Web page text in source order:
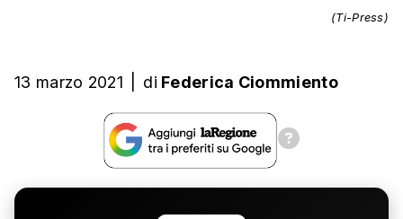
(Ti-Press)
13 marzo 2021 di Federica Ciommiento